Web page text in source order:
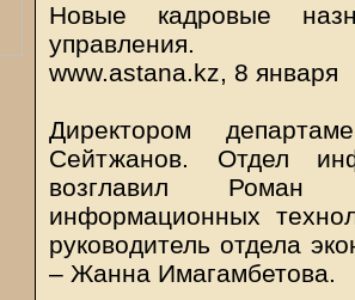
Новые кадровые
управления.
www.astana.kz, 8 января
Директором
Сейтжанов. Отдел
возглавил Роман
информационных
руководитель отдела
– Жанна Имагамбетова.